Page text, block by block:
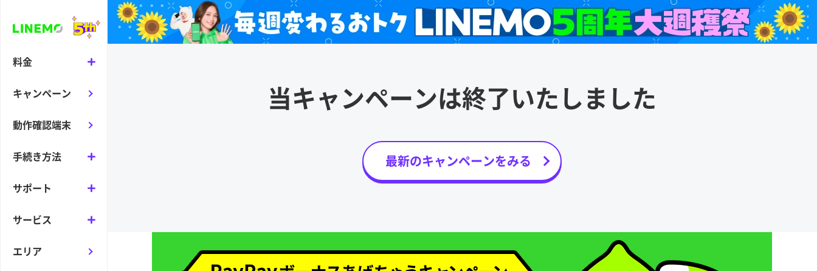
料金
キャンペーン
動作確認端末
手続き方法
サポート
サービス
エリア
当キャンペーンは終了いたしました
最新のキャンペーンをみる